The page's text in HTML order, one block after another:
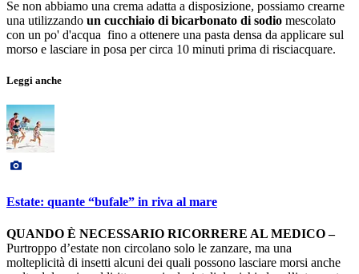
Se non abbiamo una crema adatta a disposizione, possiamo crearne
una utilizzando un cucchiaio di bicarbonato di sodio mescolato
con un po' d'acqua fino a ottenere una pasta densa da applicare sul
morso e lasciare in posa per circa 10 minuti prima di risciacquare.
Leggi anche
Estate: quante “bufale” in riva al mare
QUANDO È NECESSARIO RICORRERE AL MEDICO –
Purtroppo d’estate non circolano solo le zanzare, ma una
molteplicità di insetti alcuni dei quali possono lasciare morsi anche